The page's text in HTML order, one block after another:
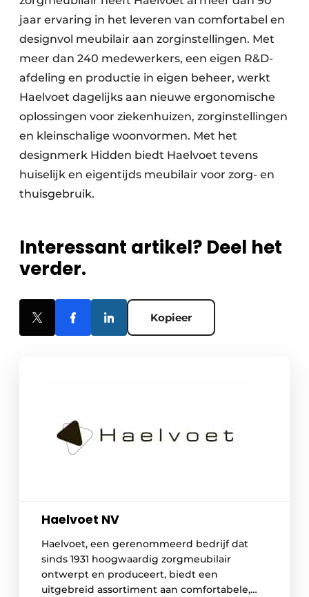
jaar ervaring in het leveren van comfortabel en
designvol meubilair aan zorginstellingen. Met
meer dan 240 medewerkers, een eigen R&D-
afdeling en productie in eigen beheer, werkt
Haelvoet dagelijks aan nieuwe ergonomische
oplossingen voor ziekenhuizen, zorginstellingen
en kleinschalige woonvormen. Met het
designmerk Hidden biedt Haelvoet tevens
huiselijk en eigentijds meubilair voor zorg- en
thuisgebruik.
Interessant artikel? Deel het
verder.
Kopieer
Haelvoet NV
Haelvoet, een gerenommeerd bedrijf dat
sinds 1931 hoogwaardig zorgmeubilair
ontwerpt en produceert, biedt een
uitgebreid assortiment aan comfortabele,